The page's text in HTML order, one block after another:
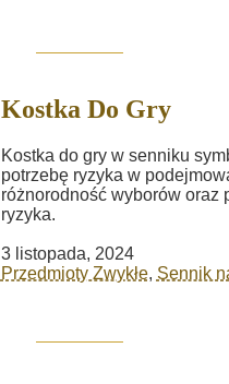
Kostka Do Gry
Kostka do gry w senniku
potrzebę ryzyka w
różnorodność wyborów oraz
ryzyka.
3 listopada, 2024
Przedmioty Zwykłe, Sennik